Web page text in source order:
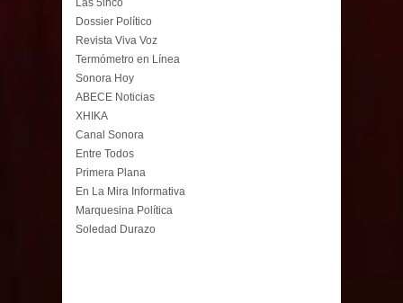
Las 5inco
Dossier Político
Revista Viva Voz
Termómetro en Línea
Sonora Hoy
ABECE Noticias
XHIKA
Canal Sonora
Entre Todos
Primera Plana
En La Mira Informativa
Marquesina Política
Soledad Durazo